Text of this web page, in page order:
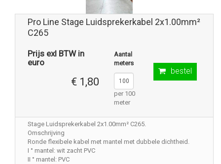
Pro Line Stage Luidsprekerkabel 2x1.00mm²
C265
Prijs exl BTW in
euro
€ 1,80
Aantal
meters
per 100
meter
bestel
Stage Luidsprekerkabel 2x1.00mm² C265.
Omschrijving
Ronde flexibele kabel met mantel met dubbele dichtheid.
I ° mantel: wit zacht PVC
II ° mantel: PVC